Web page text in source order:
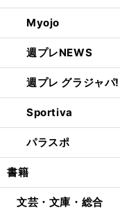
Myojo
週プレNEWS
週プレ グラジャパ!
Sportiva
パラスポ
書籍
文芸・文庫・総合